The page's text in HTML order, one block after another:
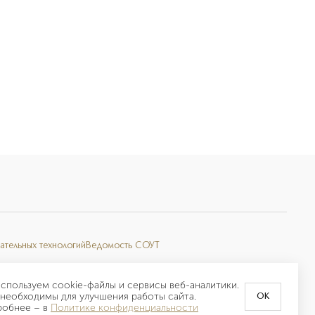
cookie-файлы и сервисы веб-аналитики.
для улучшения работы сайта.
– в Политике конфиденциальности
OK
технологий Ведомость СОУТ